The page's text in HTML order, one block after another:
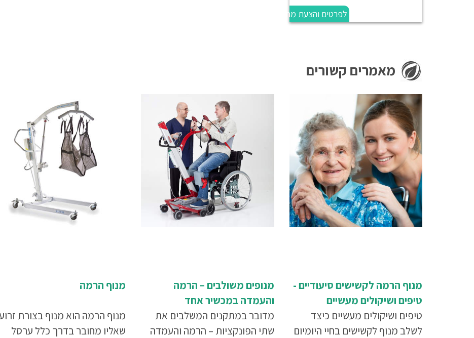
לפרטים והצעת מחיר
מאמרים קשורים
מנוף הרמה לקשישים סיעודיים -
טיפים ושיקולים מעשיים
טיפים ושיקולים מעשיים כיצד
לשלב מנוף לקשישים בחיי היומיום
מנופים משולבים – הרמה
והעמדה במכשיר אחד
מדובר במתקנים המשלבים את
שתי הפונקציות – הרמה והעמדה
מנוף הרמה
מנוף הרמה הוא מנוף בצורת
שאליו מחובר בדרך כלל ערסל